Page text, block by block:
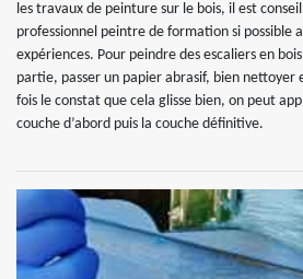
les travaux de peinture sur le bois, il est
professionnel peintre de formation si possible
expériences. Pour peindre des escaliers en
partie, passer un papier abrasif, bien nettoyer
fois le constat que cela glisse bien, on peut
couche d’abord puis la couche définitive.